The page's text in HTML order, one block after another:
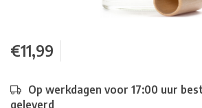
€11,99
Op werkdagen voor 17:00 uur
geleverd